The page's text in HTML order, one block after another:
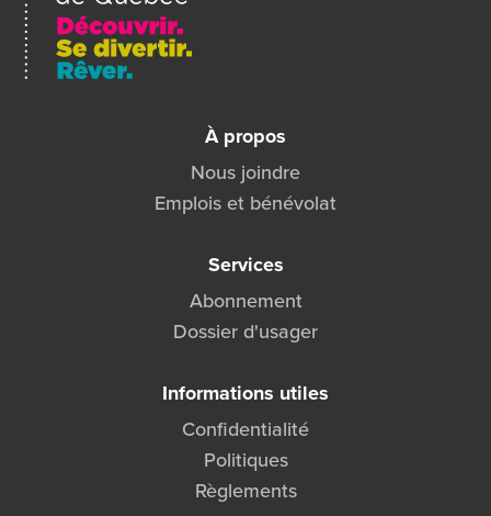
À propos
Nous joindre
Emplois et bénévolat
Services
Abonnement
Dossier d'usager
Informations utiles
Confidentialité
Politiques
Règlements